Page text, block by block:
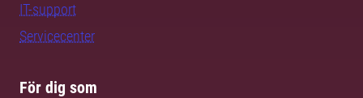
IT-support
Servicecenter
För dig som